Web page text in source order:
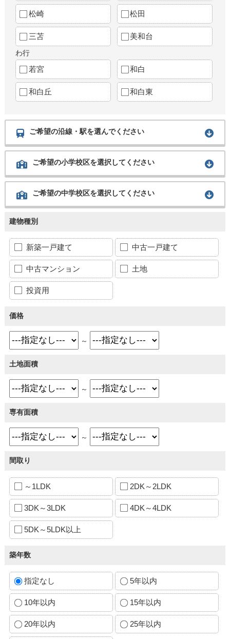
松崎 松田
三苫 美和台
わ行
若宮 和白
和白丘 和白東
ご希望の沿線・駅を選んでください
ご希望の小学校区を選択してください
ご希望の中学校区を選択してください
建物種別
新築一戸建て 中古一戸建て
中古マンション 土地
投資用
価格
～
土地面積
～
専有面積
～
間取り
～1LDK 2DK～2LDK
3DK～3LDK 4DK～4LDK
5DK～5LDK以上
築年数
指定なし 5年以内
10年以内 15年以内
20年以内 25年以内